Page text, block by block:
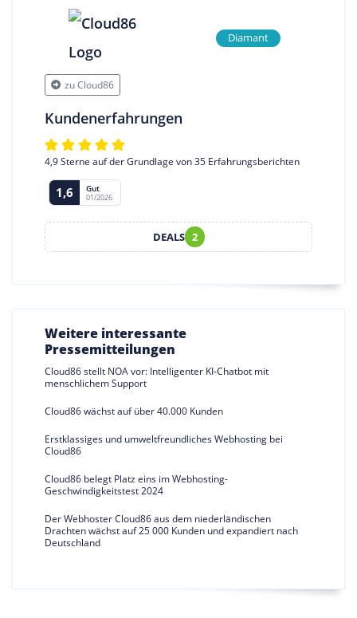
Diamant
zu Cloud86
Kundenerfahrungen
4,9 Sterne auf der Grundlage von 35 Erfahrungsberichten
1,6 Gut
01/2026
DEALS 2
Weitere interessante
Pressemitteilungen
Cloud86 stellt NOA vor: Intelligenter KI-Chatbot mit
menschlichem Support
Cloud86 wächst auf über 40.000 Kunden
Erstklassiges und umweltfreundliches Webhosting bei
Cloud86
Cloud86 belegt Platz eins im Webhosting-
Geschwindigkeitstest 2024
Der Webhoster Cloud86 aus dem niederländischen
Drachten wächst auf 25 000 Kunden und expandiert nach
Deutschland